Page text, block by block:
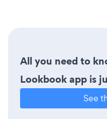
All you need to
Lookbook app is
See